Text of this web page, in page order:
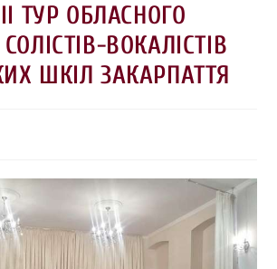
ТУР ОБЛАСНОГО
ВОКАЛІСТІВ
ШКІЛ ЗАКАРПАТТЯ